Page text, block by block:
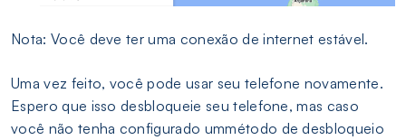
Nota: Você deve ter uma conexão de internet estável.
Uma vez feito, você pode usar seu telefone novamente.
Espero que isso desbloqueie seu telefone, mas caso
você não tenha configurado ummétodo de desbloqueio